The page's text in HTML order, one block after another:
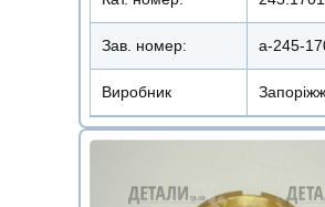
Зав. номер: а-245-
Виробник